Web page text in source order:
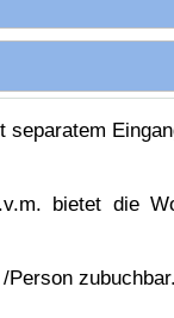
separatem
bietet die